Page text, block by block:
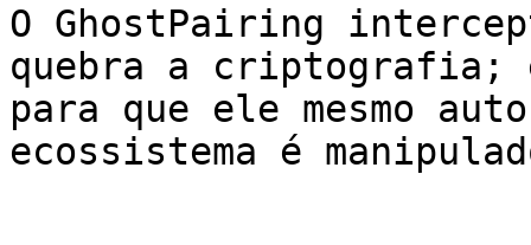
O GhostPairing
quebra a criptografia;
para que ele mesmo
ecossistema é